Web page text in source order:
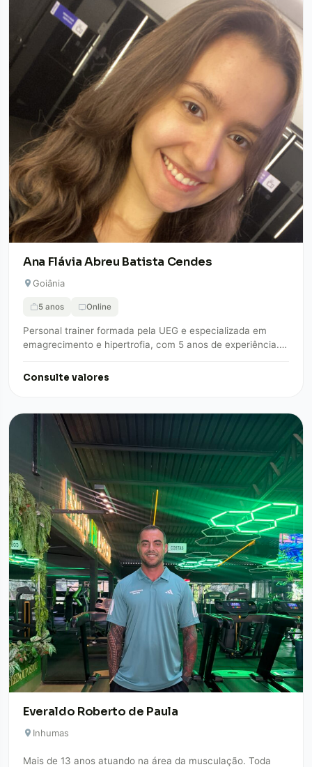
Ana Flávia Abreu Batista Cendes
Goiânia
5 anos Online
Personal trainer formada pela UEG e especializada em
emagrecimento e hipertrofia, com 5 anos de experiência.
Consulte valores
Everaldo Roberto de Paula
Inhumas
Mais de 13 anos atuando na área da musculação. Toda